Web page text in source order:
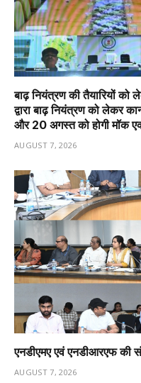
बाढ़ नियंत्रण की तैयारियों को
द्वारा बाढ़ नियंत्रण को लेकर
और 20 अगस्त को होगी मॉक
AUGUST 7, 2026
एनडीएमए एवं एनडीआरएफ
AUGUST 7, 2026